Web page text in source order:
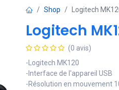
Shop Logitech
Logitech
(0 avis)
-Logitech MK120
-Interface de l'appareil USB
-Résolution en mouvement